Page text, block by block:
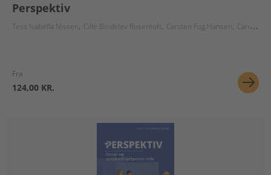
Perspektiv
Tess Isabella Nissen Cille Bindslev Rosentoft Carsten Fog Hansen Carina Schmidt
Fra
124,00 KR.